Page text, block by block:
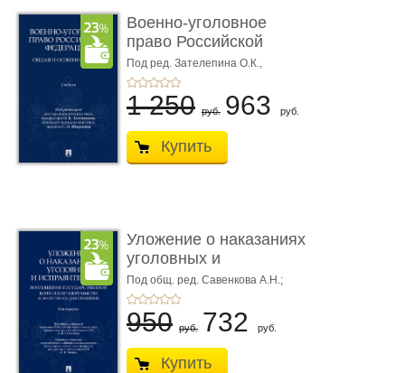
Военно-уголовное
право Российской
Федерации. � ...
Под ред. Зателепина О.К.,
Шарапова С.Н.
1 250 руб. 963 руб.
Купить
Уложение о наказаниях
уголовных и
исправитель ...
Под общ. ред. Савенкова А.Н.;
науч. ред. и рук. авт. кол. Чучаев
А.И.
950 руб. 732 руб.
Купить